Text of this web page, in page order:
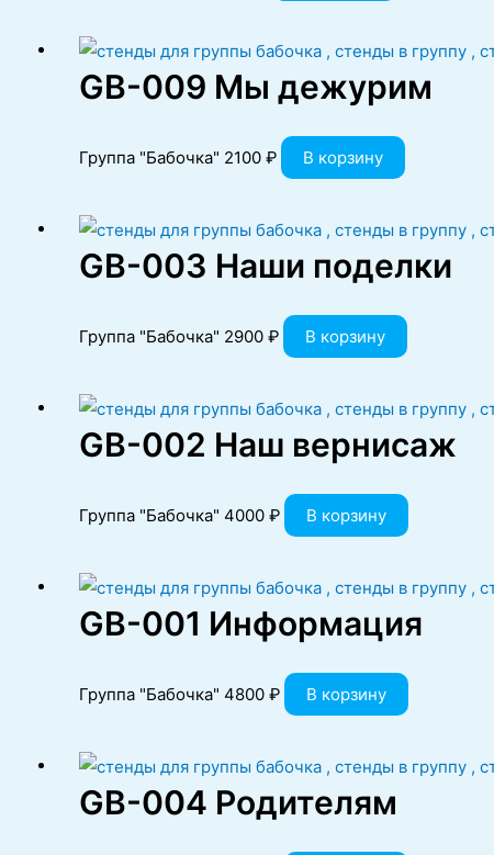
GB-009 Мы дежурим
Группа "Бабочка" 2100 ₽ В корзину
GB-003 Наши поделки
Группа "Бабочка" 2900 ₽ В корзину
GB-002 Наш вернисаж
Группа "Бабочка" 4000 ₽ В корзину
GB-001 Информация
Группа "Бабочка" 4800 ₽ В корзину
GB-004 Родителям